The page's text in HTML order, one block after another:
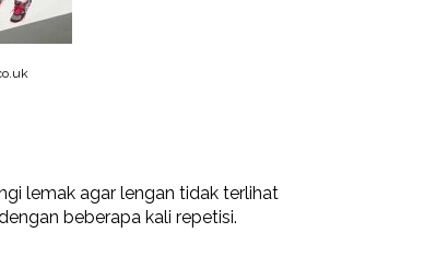
lemak agar lengan tidak terlihat
beberapa kali repetisi.